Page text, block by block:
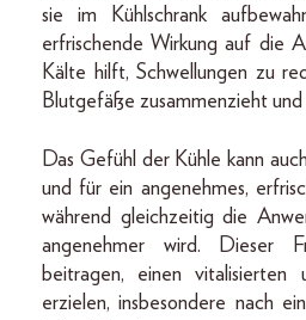
sie im Kühlschrank
erfrischende Wirkung auf die
Kälte hilft, Schwellungen zu
Blutgefäße zusammenzieht
Das Gefühl der Kühle kann
und für ein angenehmes,
während gleichzeitig die
angenehmer wird. Dieser
beitragen, einen
erzielen, insbesondere nach